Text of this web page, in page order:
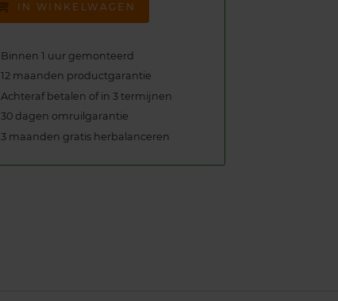
IN WINKELWAGEN
Binnen 1 uur gemonteerd
12 maanden productgarantie
Achteraf betalen of in 3 termijnen
30 dagen omruilgarantie
3 maanden gratis herbalanceren